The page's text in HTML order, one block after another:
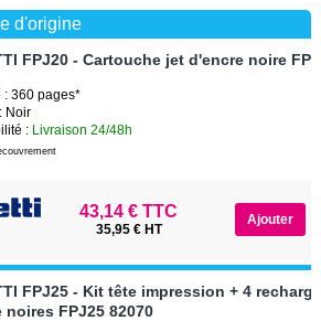
d'origine
FPJ20 - Cartouche jet d'encre noire
: 360 pages*
Noir
: Livraison 24/48h
43,14 € TTC
35,95 € HT
FPJ25 - Kit tête impression + 4
noires FPJ25 82070